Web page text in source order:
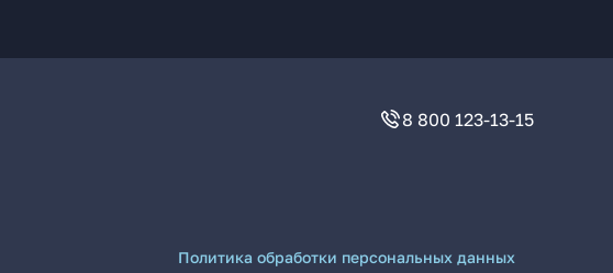
8 800 123-13-15
Политика обработки персональных данных